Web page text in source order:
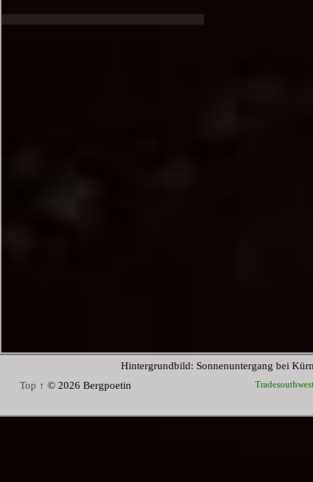
Hintergrundbild: Sonnenuntergang bei
Top ↑ © 2026 Bergpoetin